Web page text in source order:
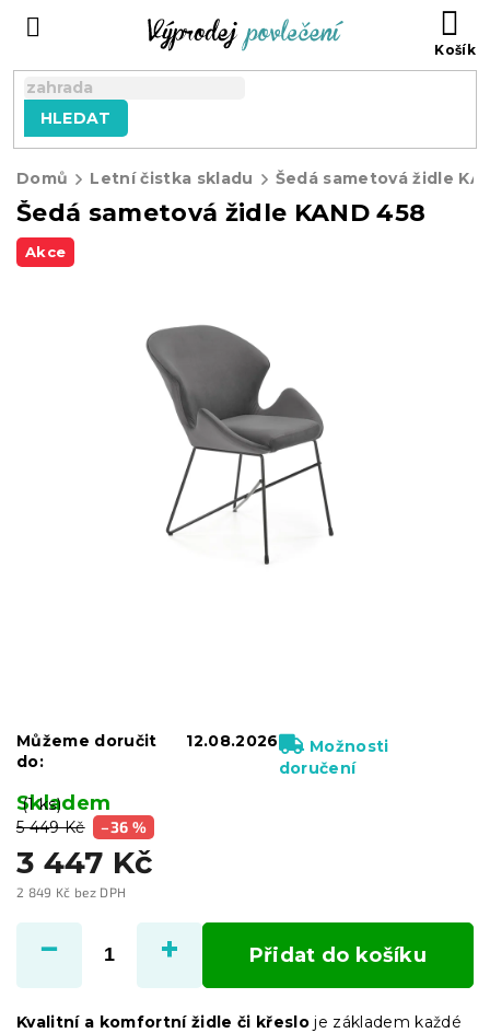
HLEDAT
Domů Letní čistka skladu Šedá sametová židle
Šedá sametová židle KAND 458
Akce
5 449 Kč –36 %
3 447 Kč
2 849 Kč bez DPH
cena:
Skladem
(1 ks)
Můžeme doručit
do:
12.08.2026
Možnosti
doručení
Přidat do košíku
Kvalitní a komfortní židle či křeslo je základem každé